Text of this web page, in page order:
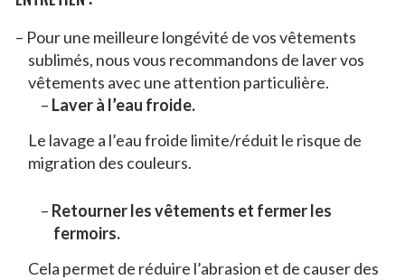
Pour une meilleure longévité de vos vêtements
sublimés, nous vous recommandons de laver vos
vêtements avec une attention particulière.
Laver à l’eau froide.
Le lavage a l’eau froide limite/réduit le risque de
migration des couleurs.
Retourner les vêtements et fermer les
fermoirs.
Cela permet de réduire l’abrasion et de causer des